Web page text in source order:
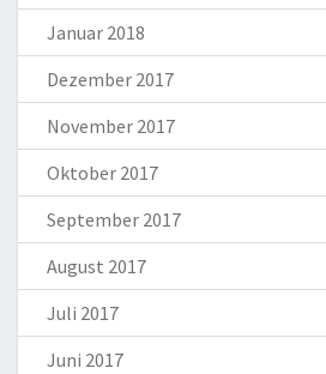
Januar 2018
Dezember 2017
November 2017
Oktober 2017
September 2017
August 2017
Juli 2017
Juni 2017